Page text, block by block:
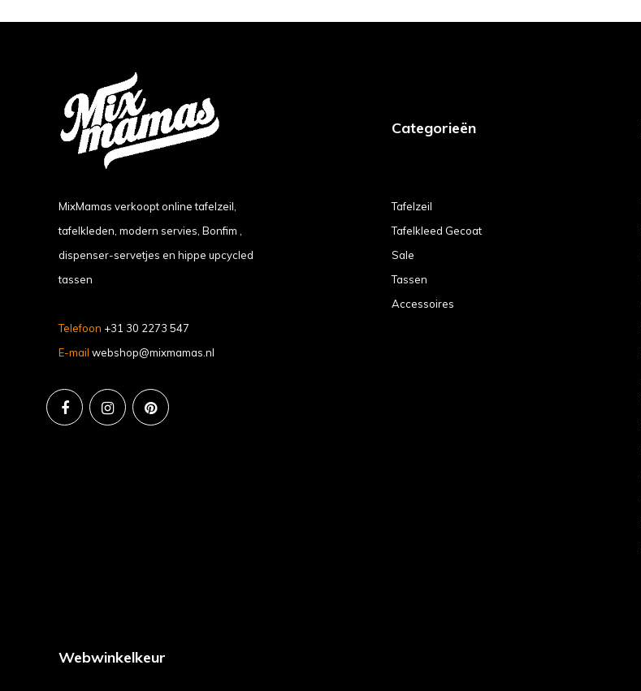
MixMamas verkoopt online tafelzeil,
tafelkleden, modern servies, Bonfim ,
dispenser-servetjes en hippe upcycled
tassen
Telefoon +31 30 2273 547
E-mail webshop@mixmamas.nl
Categorieën
Tafelzeil
Tafelkleed Gecoat
Sale
Tassen
Accessoires
Webwinkelkeur